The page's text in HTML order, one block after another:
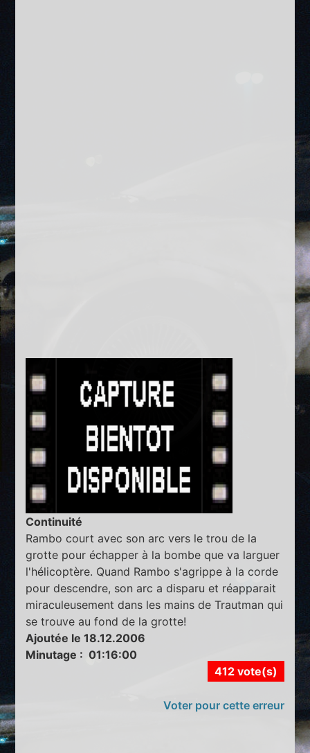
Continuité
Rambo court avec son arc vers le trou de la
grotte pour échapper à la bombe que va larguer
l'hélicoptère. Quand Rambo s'agrippe à la corde
pour descendre, son arc a disparu et réapparait
miraculeusement dans les mains de Trautman qui
se trouve au fond de la grotte!
Ajoutée le 18.12.2006
Minutage : 01:16:00
412 vote(s)
Voter pour cette erreur